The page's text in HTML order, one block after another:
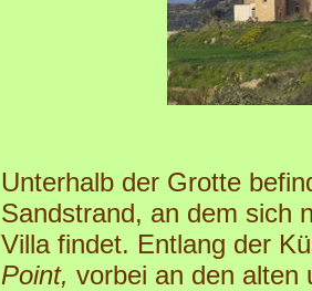
Unterhalb der Grotte
Sandstrand, an dem sich
Villa findet. Entlang der
Point, vorbei an den alten